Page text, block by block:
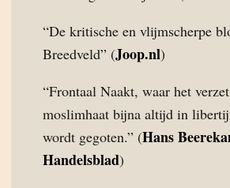
“De kritische en vlijmscherpe
Breedveld” (Joop.nl)
“Frontaal Naakt, waar het
moslimhaat bijna altijd in
wordt gegoten.” (Hans
Handelsblad)